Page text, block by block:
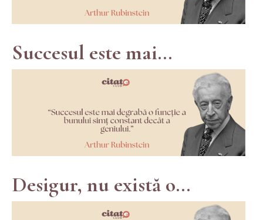
Succesul este mai...
Desigur, nu există o...